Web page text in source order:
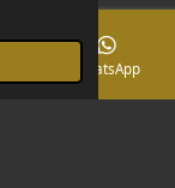
WhatsApp